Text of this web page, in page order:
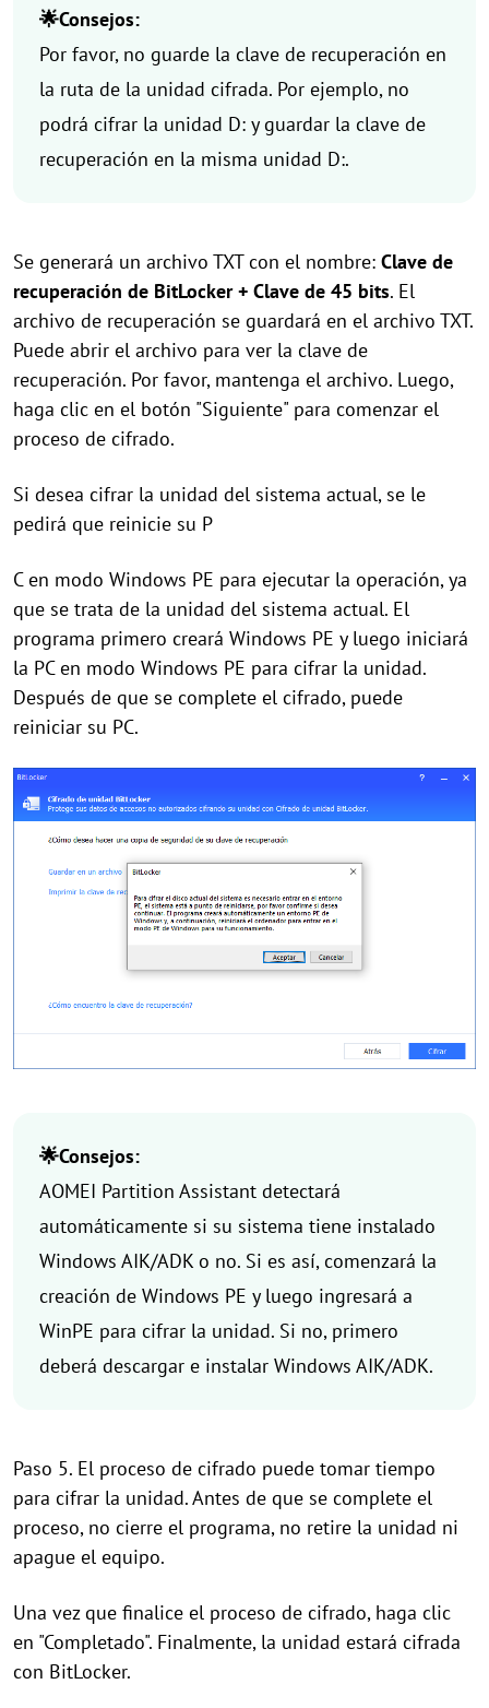
🌟Consejos:
Por favor, no guarde la clave de recuperación en
la ruta de la unidad cifrada. Por ejemplo, no
podrá cifrar la unidad D: y guardar la clave de
recuperación en la misma unidad D:.
Se generará un archivo TXT con el nombre: Clave de
recuperación de BitLocker + Clave de 45 bits. El
archivo de recuperación se guardará en el archivo TXT.
Puede abrir el archivo para ver la clave de
recuperación. Por favor, mantenga el archivo. Luego,
haga clic en el botón "Siguiente" para comenzar el
proceso de cifrado.
Si desea cifrar la unidad del sistema actual, se le
pedirá que reinicie su P
C en modo Windows PE para ejecutar la operación, ya
que se trata de la unidad del sistema actual. El
programa primero creará Windows PE y luego iniciará
la PC en modo Windows PE para cifrar la unidad.
Después de que se complete el cifrado, puede
reiniciar su PC.
🌟Consejos:
AOMEI Partition Assistant detectará
automáticamente si su sistema tiene instalado
Windows AIK/ADK o no. Si es así, comenzará la
creación de Windows PE y luego ingresará a
WinPE para cifrar la unidad. Si no, primero
deberá descargar e instalar Windows AIK/ADK.
Paso 5. El proceso de cifrado puede tomar tiempo
para cifrar la unidad. Antes de que se complete el
proceso, no cierre el programa, no retire la unidad ni
apague el equipo.
Una vez que finalice el proceso de cifrado, haga clic
en "Completado". Finalmente, la unidad estará cifrada
con BitLocker.